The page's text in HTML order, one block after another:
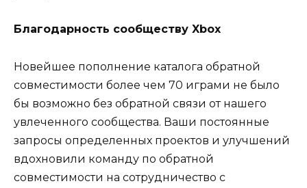
Благодарность сообществу Xbox
Новейшее пополнение каталога обратной
совместимости более чем 70 играми не было
бы возможно без обратной связи от нашего
увлеченного сообщества. Ваши постоянные
запросы определенных проектов и улучшений
вдохновили команду по обратной
совместимости на сотрудничество с